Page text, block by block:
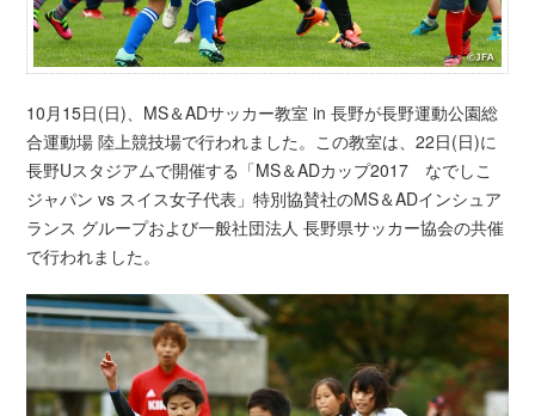
10月15日(日)、MS＆ADサッカー教室 in 長野が長野運動公園総
合運動場 陸上競技場で行われました。この教室は、22日(日)に
長野Uスタジアムで開催する「MS＆ADカップ2017 なでしこ
ジャパン vs スイス女子代表」特別協賛社のMS＆ADインシュア
ランス グループおよび一般社団法人 長野県サッカー協会の共催
で行われました。